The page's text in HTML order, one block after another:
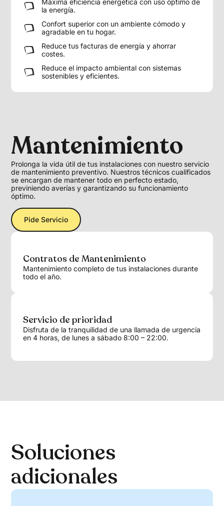
Máxima eficiencia energética con uso óptimo de
la energía.
Confort superior con un ambiente cómodo y
agradable en tu hogar.
Reduce tus facturas de energía y ahorrar
costes.
Reduce el impacto ambiental con sistemas
sostenibles y eficientes.
Mantenimiento
Prolonga la vida útil de tus instalaciones con nuestro servicio
de mantenimiento preventivo. Nuestros técnicos cualificados
se encargan de mantener todo en perfecto estado,
previniendo averías y garantizando su funcionamiento
óptimo.
Pide Servicio
Contratos de Mantenimiento
Mantenimiento completo de tus instalaciones durante
todo el año.
Servicio de prioridad
Disfruta de la tranquilidad de una llamada de urgencia
en 4 horas, de lunes a sábado 8:00 – 22:00.
Soluciones
adicionales